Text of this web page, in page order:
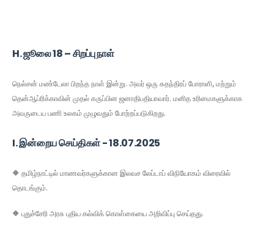
H. ஜூலை 18 – சிறப்பு நாள்
நெல்சன் மண்டேலா பிறந்த நாள் இன்று. அவர் ஒரு சுதந்திரப் போராளி, மற்றும்
தென்ஆப்ரிக்காவின் முதல் கருப்பின ஜனாதிபதியாவார். மனித உரிமைகளுக்காக
அவருடைய பணி உலகம் முழுவதும் போற்றப்படுகிறது.
I. இன்றைய செய்திகள் - 18.07.2025
🔶 தமிழ்நாட்டில் மாணவர்களுக்கான இலவச லேப்டாப் விநியோகம் விரைவில்
தொடங்கும்.
🔶 புதுச்சேரி அரசு புதிய கல்விக் கொள்கையை அறிவிப்பு செய்தது.